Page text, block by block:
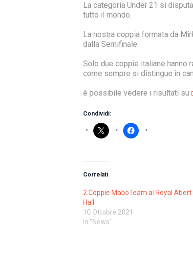
La categoria Under 21 si
tutto il mondo.
La nostra coppia formata da
dalla Semifinale.
Solo due coppie italiane hanno
come sempre si distingue in
è possibile vedere i risultati su
Condividi:
Correlati
2 Coppie MaboTeam al Royal Abert
Hall
10 Ottobre 2021
In "News"